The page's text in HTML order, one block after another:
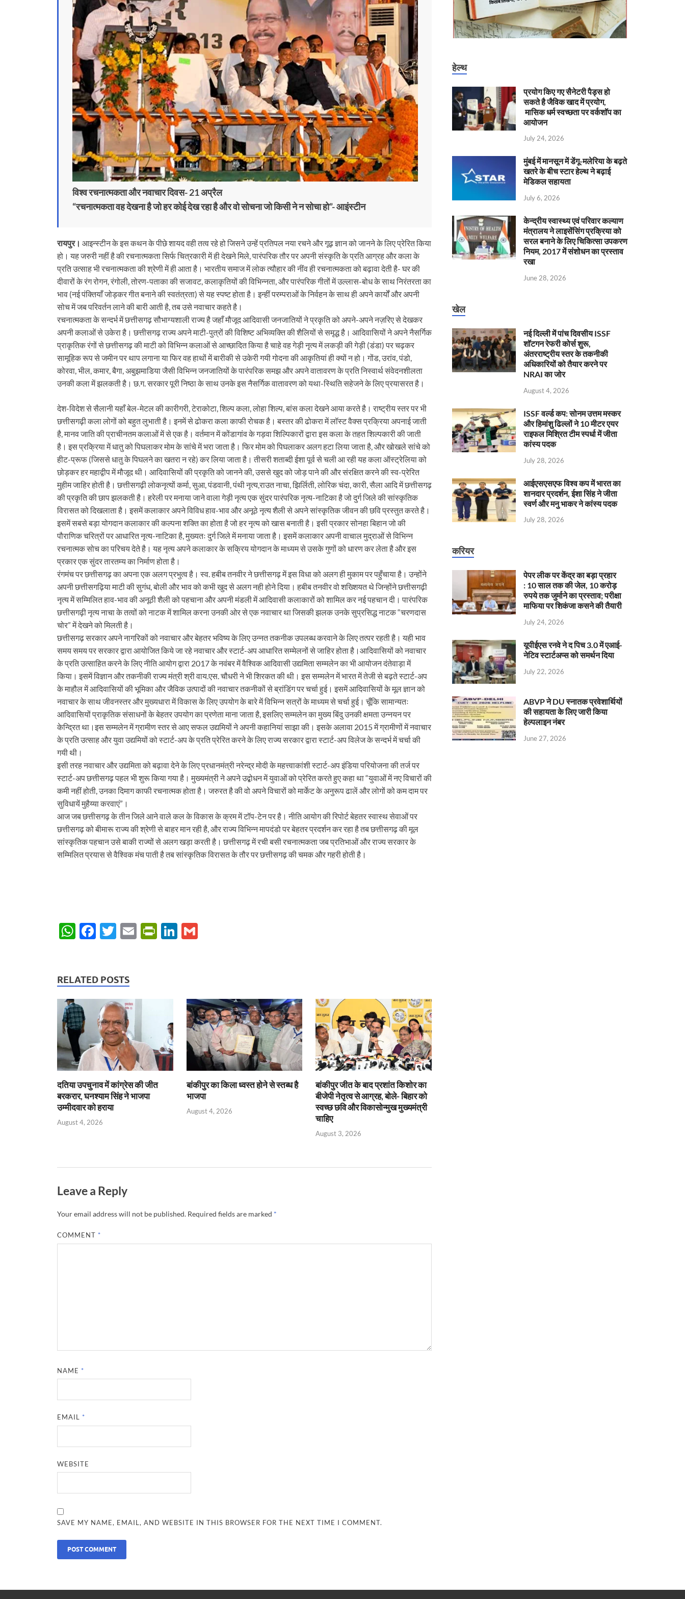
विश्व रचनात्मकता और नवाचार दिवस- 21 अप्रैल
“रचनात्मकता वह देखना है जो हर कोई देख रहा है और वो सोचना जो किसी ने न सोचा हो”- आइंस्टीन
रायपुर। आइन्स्टीन के इस कथन के पीछे शायद वही तत्व रहे हो जिसने उन्हें प्रतिपल नया रचने और गूढ़ ज्ञान को जानने के लिए प्रेरित किया
हो। यह जरुरी नहीं है की रचनात्मकता सिर्फ चित्रकारी में ही देखने मिले, पारंपरिक तौर पर अपनी संस्कृति के प्रति आग्रह और कला के
प्रति उत्साह भी रचनात्मकता की श्रेणी में ही आता है। भारतीय समाज में लोक त्यौहार की नींव ही रचनात्मकता को बढ़ावा देती है- घर की
दीवारों के रंग रोगन, रंगोली, तोरण-पताका की सजावट, कलाकृतियों की विभिन्नता, और पारंपरिक गीतों में उल्लास-बोध के साथ निरंतरता का
भाव (नई पंक्तियाँ जोड़कर गीत बनाने की स्वतंत्रता) से यह स्पष्ट होता है। इन्हीं परम्पराओं के निर्वहन के साथ ही अपने कार्यों और अपनी
सोच में जब परिवर्तन लाने की बारी आती है, तब उसे नवाचार कहते है।
रचनात्मकता के सन्दर्भ में छत्तीसगढ़ सौभाग्यशाली राज्य है जहाँ मौजूद आदिवासी जनजातियों ने प्रकृति को अपने-अपने नज़रिए से देखकर
अपनी कलाओं से उकेरा है। छत्तीसगढ़ राज्य अपने माटी-पुत्रों की विशिष्ट अभिव्यक्ति की शैलियों से समृद्ध है। आदिवासियों ने अपने नैसर्गिक
प्राकृतिक रंगों से छत्तीसगढ़ की माटी को विभिन्न कलाओं से आच्छादित किया है चाहे वह गेड़ी नृत्य में लकड़ी की गेड़ी (डंडा) पर चढ़कर
सामूहिक रूप से जमीन पर थाप लगाना या फिर वह हाथों में बारीकी से उकेरी गयी गोदना की आकृतियां ही क्यों न हो। गोंड, उरांव, पंडो,
कोरवा, भील, कमार, बैगा, अबुझमाडिया जैसी विभिन्न जनजातियों के पारंपरिक समझ और अपने वातावरण के प्रति निस्वार्थ संवेदनशीलता
उनकी कला में झलकती है। छ.ग. सरकार पूरी निष्ठा के साथ उनके इस नैसर्गिक वातावरण को यथा-स्थिति सहेजने के लिए प्रयासरत है।
देश-विदेश से सैलानी यहाँ बेल-मेटल की कारीगरी, टेराकोटा, शिल्प कला, लोहा शिल्प, बांस कला देखने आया करते है। राष्ट्रीय स्तर पर भी
छत्तीसगढ़ी कला लोगों को बहुत लुभाती है। इनमें से ढोकरा कला काफी रोचक है। बस्तर की ढोकरा में लॉस्ट वैक्स प्रक्रिया अपनाई जाती
है, मानव जाति की प्राचीनतम कलाओं में से एक है। वर्तमान में कोंडागांव के गड़वा शिल्पिकारों द्वारा इस कला के तहत शिल्पकारी की जाती
है। इस प्रक्रिया में धातु को पिघलाकर मोम के सांचे में भरा जाता है। फिर मोम को पिघलाकर अलग हटा लिया जाता है, और खोखले सांचे को
हीट-प्रूफ (जिससे धातु के पिघलने का खतरा न रहे) कर लिया जाता है। तीसरी शताब्दी ईशा पूर्व से चली आ रही यह कला ऑस्ट्रेलिया को
छोड़कर हर महाद्वीप में मौजूद थी। आदिवासियों की प्रकृति को जानने की, उससे खुद को जोड़ पाने की और संरक्षित करने की स्व-प्रेरित
मुहीम जाहिर होती है। छत्तीसगढ़ी लोकनृत्यों कर्मा, सुआ, पंडवानी, पंथी नृत्य,राउत नाचा, झिर्लिती, लोरिक चंदा, कारी, सैला आदि में छत्तीसगढ़
की प्रकृति की छाप झलकती है। हरेली पर मनाया जाने वाला गेड़ी नृत्य एक सुंदर पारंपरिक नृत्य-नाटिका है जो दुर्ग जिले की सांस्कृतिक
विरासत को दिखलाता है। इसमें कलाकार अपने विविध हाव-भाव और अनूठे नृत्य शैली से अपने सांस्कृतिक जीवन की छवि प्रस्तुत करते है।
इसमें सबसे बड़ा योगदान कलाकार की कल्पना शक्ति का होता है जो हर नृत्य को खास बनाती है। इसी प्रकार सोनहा बिहान जो की
पौराणिक चरित्रों पर आधारित नृत्य-नाटिका है, मुख्यतः दुर्ग जिले में मनाया जाता है। इसमें कलाकार अपनी वाचाल मुद्राओं से विभिन्न
रचनात्मक सोच का परिचय देते है। यह नृत्य अपने कलाकार के सक्रिय योगदान के माध्यम से उसके गुणों को धारण कर लेता है और इस
प्रकार एक सुंदर तारतम्य का निर्माण होता है।
रंगमंच पर छत्तीसगढ़ का अपना एक अलग प्रभुत्व है। स्व. हबीब तनवीर ने छत्तीसगढ़ में इस विधा को अलग ही मुकाम पर पहुँचाया है। उन्होंने
अपनी छत्तीसगढ़िया माटी की सुगंध, बोली और भाव को कभी खुद से अलग नही होने दिया। हबीब तनवीर वो शख्शियत थे जिन्होंने छत्तीसगढ़ी
नृत्य में सम्मिलित हाव-भाव की अनूठी शैली को पहचाना और अपनी मंडली में आदिवासी कलाकारों को शामिल कर नई पहचान दी। पारंपरिक
छत्तीसगढ़ी नृत्य नाचा के तत्वों को नाटक में शामिल करना उनकी ओर से एक नवाचार था जिसकी झलक उनके सुप्रसिद्ध नाटक “चरणदास
चोर” में देखने को मिलती है।
छत्तीसगढ़ सरकार अपने नागरिकों को नवाचार और बेहतर भविष्य के लिए उन्नत तकनीक उपलब्ध करवाने के लिए तत्पर रहती है। यही भाव
समय समय पर सरकार द्वारा आयोजित किये जा रहे नवाचार और स्टार्ट-अप आधारित सम्मेलनों से जाहिर होता है।आदिवासियों को नवाचार
के प्रति उत्साहित करने के लिए नीति आयोग द्वारा 2017 के नवंबर में वैश्विक आदिवासी उद्यमिता सम्मलेन का भी आयोजन दंतेवाड़ा में
किया। इसमें विज्ञान और तकनीकी राज्य मंत्री श्री वाय.एस. चौधरी ने भी शिरकत की थी। इस सम्मलेन में भारत में तेजी से बढ़ते स्टार्ट-अप
के माहौल में आदिवासियों की भूमिका और जैविक उत्पादों की नवाचार तकनीकों से ब्रांडिंग पर चर्चा हुई। इसमें आदिवासियों के मूल ज्ञान को
नवाचार के साथ जीवनस्तर और मुख्यधारा में विकास के लिए उपयोग के बारे में विभिन्न सत्रों के माध्यम से चर्चा हुई। चूँकि सामान्यतः
आदिवासियों प्राकृतिक संसाधनों के बेहतर उपयोग का प्रणेता माना जाता है, इसलिए सम्मलेन का मुख्य बिंदु उनकी क्षमता उन्नयन पर
केन्द्रित था।इस सम्मलेन में ग्रामीण स्तर से आए सफल उद्यमियों ने अपनी कहानियां साझा की। इसके अलावा 2015 में ग्रामीणों में नवाचार
के प्रति उत्साह और युवा उद्यमियों को स्टार्ट-अप के प्रति प्रेरित करने के लिए राज्य सरकार द्वारा स्टार्ट-अप विलेज के सन्दर्भ में चर्चा की
गयी थी।
इसी तरह नवाचार और उद्यमिता को बढ़ावा देने के लिए प्रधानमंत्री नरेन्द्र मोदी के महत्त्वाकांशी स्टार्ट-अप इंडिया परियोजना की तर्ज पर
स्टार्ट-अप छत्तीसगढ़ पहल भी शुरू किया गया है। मुख्यमंत्री ने अपने उद्बोधन में युवाओं को प्रेरित करते हुए कहा था “युवाओं में नए विचारों की
कमी नहीं होती, उनका दिमाग काफी रचनात्मक होता है। जरुरत है की वो अपने विचारों को मार्केट के अनुरूप ढालें और लोगों को कम दाम पर
सुविधायें मुहैय्या करवाएं”।
आज जब छत्तीसगढ़ के तीन जिले आने वाले कल के विकास के क्रम में टॉप-टेन पर है। नीति आयोग की रिपोर्ट बेहतर स्वास्थ सेवाओं पर
छत्तीसगढ़ को बीमारू राज्य की श्रेणी से बाहर मान रही है, और राज्य विभिन्न मापदंडो पर बेहतर प्रदर्शन कर रहा है तब छत्तीसगढ़ की मूल
सांस्कृतिक पहचान उसे बाकी राज्यों से अलग खड़ा करती है। छत्तीसगढ़ में रची बसी रचनात्मकता जब प्रतिभाओं और राज्य सरकार के
सम्मिलित प्रयास से वैश्विक मंच पाती है तब सांस्कृतिक विरासत के तौर पर छत्तीसगढ़ की चमक और गहरी होती है।
W
s
A
p
p
F
b
o
o
k
T
er
E
P
dl
y
Li
dI
RELATED POSTS
दतिया उपचुनाव में कांग्रेस की जीत
बरकरार, घनश्याम सिंह ने भाजपा
उम्मीदवार को हराया
August 4, 2026
बांकीपुर का किला ध्वस्त होने से स्तब्ध है
भाजपा
August 4, 2026
बांकीपुर जीत के बाद प्रशांत किशोर का
बीजेपी नेतृत्व से आग्रह, बोले- बिहार को
स्वच्छ छवि और विकासोन्मुख मुख्यमंत्री
चाहिए
August 3, 2026
Leave a Reply
Your email address will not be published. Required fields are marked *
COMMENT *
NAME *
EMAIL *
WEBSITE
SAVE MY NAME, EMAIL, AND WEBSITE IN THIS BROWSER FOR THE NEXT TIME I COMMENT.
हेल्थ
प्रयोग किए गए सैनेटरी पैड्स हो
सकते है जैविक खाद में प्रयोग,
मासिक धर्म स्वच्छता पर वर्कशॉप का
आयोजन
July 24, 2026
मुंबई में मानसून में डेंगू-मलेरिया के बढ़ते
खतरे के बीच स्टार हेल्थ ने बढ़ाई
मेडिकल सहायता
July 6, 2026
केन्‍द्रीय स्वास्थ्य एवं परिवार कल्याण
मंत्रालय ने लाइसेंसिंग प्रक्रिया को
सरल बनाने के लिए चिकित्सा उपकरण
नियम, 2017 में संशोधन का प्रस्ताव
रखा
June 28, 2026
खेल
नई दिल्ली में पांच दिवसीय ISSF
शॉटगन रेफरी कोर्स शुरू,
अंतरराष्ट्रीय स्तर के तकनीकी
अधिकारियों को तैयार करने पर
NRAI का जोर
August 4, 2026
ISSF वर्ल्ड कप: सोनम उत्तम मस्कर
और हिमांशु ढिल्लों ने 10 मीटर एयर
राइफल मिश्रित टीम स्पर्धा में जीता
कांस्य पदक
July 28, 2026
आईएसएसएफ विश्व कप में भारत का
शानदार प्रदर्शन, ईशा सिंह ने जीता
स्वर्ण और मनु भाकर ने कांस्य पदक
July 28, 2026
करियर
पेपर लीक पर केंद्र का बड़ा प्रहार
: 10 साल तक की जेल, 10 करोड़
रुपये तक जुर्माने का प्रस्ताव; परीक्षा
माफिया पर शिकंजा कसने की तैयारी
July 24, 2026
यूपीईएस रनवे ने द पिच 3.0 में एआई-
नेटिव स्टार्टअप्स को समर्थन दिया
July 22, 2026
ABVP ने DU स्नातक प्रवेशार्थियों
की सहायता के लिए जारी किया
हेल्पलाइन नंबर
June 27, 2026